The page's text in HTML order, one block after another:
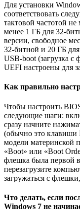
Для установки
соответствовать
тактовой частотой
менее 1 ГБ для 32-
версии, свободное
32-битной и 20 ГБ
USB-boot (загрузка
UEFI настроены для
Как правильно
Чтобы настроить
следующие шаги:
сразу начните
(обычно это клавиши
модели материнской
«Boot» или «Boot
флешка была первой
перезагрузите
загружаться с
Что делать, если
Windows 7 не